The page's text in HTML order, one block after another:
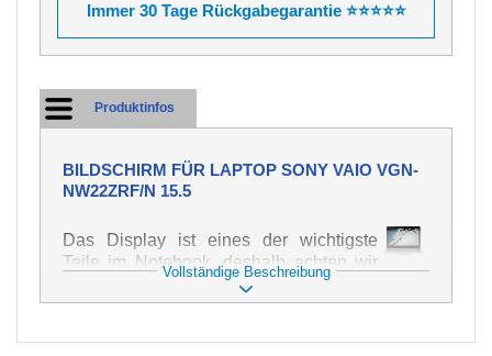
Immer 30 Tage Rückgabegarantie ⭐⭐⭐⭐⭐
Produktinfos
BILDSCHIRM FÜR LAPTOP SONY VAIO VGN-
NW22ZRF/N 15.5
Das Display ist eines der wichtigste
Teile im Notebook, deshalb achten wir
auf höchste Qualität dieses Ersatzteils.
Er dient zur Darstellung von Texten und
Vollständige Beschreibung